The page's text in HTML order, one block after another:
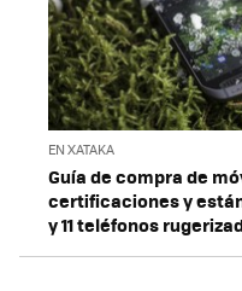
EN XATAKA
Guía de compra de
certificaciones y
y 11 teléfonos